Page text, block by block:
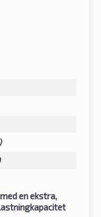
en ekstra,